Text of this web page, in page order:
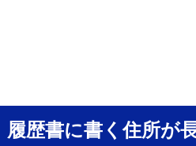
履歴書に書く住所が